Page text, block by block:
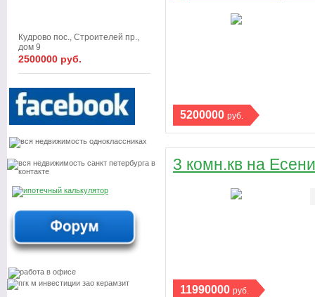
Кудрово пос., Строителей пр.,
дом 9
2500000 руб.
5200000 руб.
3 комн.кв на
11990000 руб.